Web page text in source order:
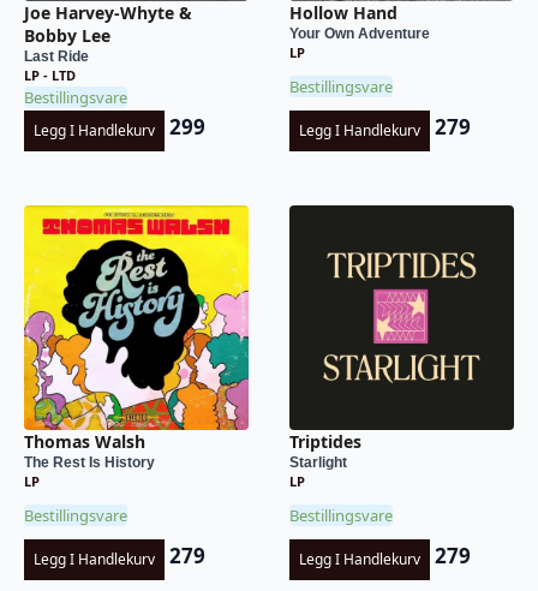
Joe Harvey-Whyte &
Bobby Lee
Last Ride
LP - LTD
Bestillingsvare
Legg I Handlekurv 299
Hollow Hand
Your Own Adventure
LP
Bestillingsvare
Legg I Handlekurv 279
Thomas Walsh
The Rest Is History
LP
Bestillingsvare
Legg I Handlekurv 279
Triptides
Starlight
LP
Bestillingsvare
Legg I Handlekurv 279